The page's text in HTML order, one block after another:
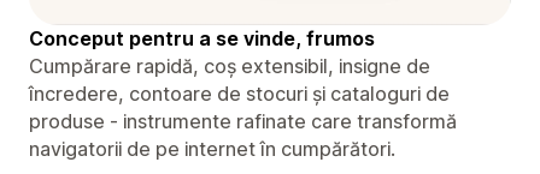
Conceput pentru a se vinde, frumos
Cumpărare rapidă, coș extensibil, insigne de
încredere, contoare de stocuri și cataloguri de
produse - instrumente rafinate care transformă
navigatorii de pe internet în cumpărători.